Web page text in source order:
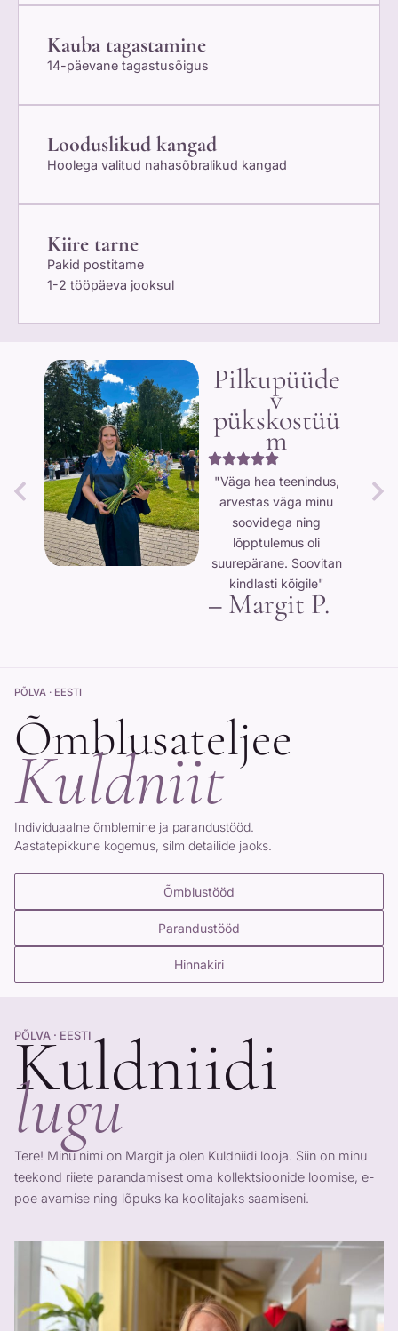
Kauba tagastamine
14-päevane tagastusõigus
Looduslikud kangad
Hoolega valitud nahasõbralikud kangad
Kiire tarne
Pakid postitame
1-2 tööpäeva jooksul
Pilkupüüde
v
pükskostüü
m
"Väga hea teenindus,
arvestas väga minu
soovidega ning
lõpptulemus oli
suurepärane. Soovitan
kindlasti kõigile"
– Margit P.
PÕLVA · EESTI
Õmblusateljee
Kuldniit
Individuaalne õmblemine ja parandustööd.
Aastatepikkune kogemus, silm detailide jaoks.
Õmblustööd
Parandustööd
Hinnakiri
PÕLVA · EESTI
Kuldniidi
lugu
Tere! Minu nimi on Margit ja olen Kuldniidi looja. Siin on minu
teekond riiete parandamisest oma kollektsioonide loomise, e-
poe avamise ning lõpuks ka koolitajaks saamiseni.